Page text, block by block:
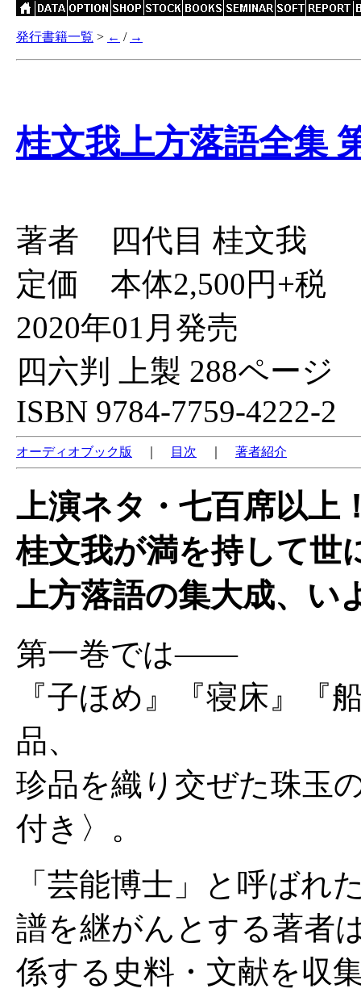
発行書籍一覧 > ← / →
桂文我上方落語全集
著者 四代目 桂文我
定価 本体2,500円+税
2020年01月発売
四六判 上製 288ページ
ISBN 9784-7759-4222-2
オーディオブック版 目次 著者紹介
上演ネタ・七百席以上
桂文我が満を持して世
上方落語の集大成、い
第一巻では――
『子ほめ』『寝床』『
品、
珍品を織り交ぜた珠玉
付き〉。
「芸能博士」と呼ばれ
譜を継がんとする著者
係する史料・文献を収